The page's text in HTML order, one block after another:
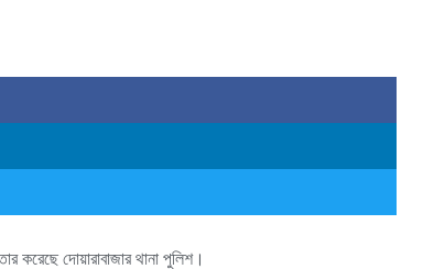
করেছে দোয়ারাবাজার থানা পুলিশ।